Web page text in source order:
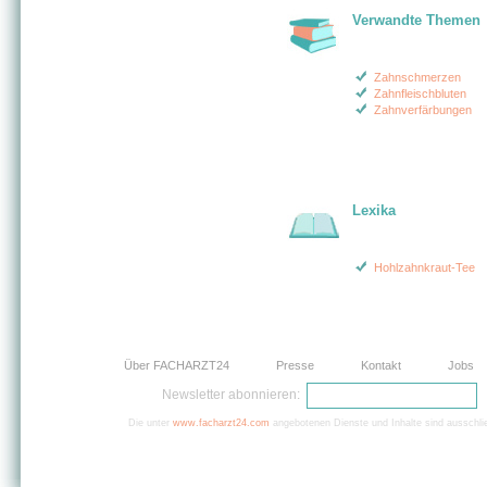
Verwandte Themen
Zahnschmerzen
Zahnfleischbluten
Zahnverfärbungen
Lexika
Hohlzahnkraut-Tee
Über FACHARZT24 Presse Kontakt Jobs
Newsletter abonnieren:
Die unter www.facharzt24.com angebotenen Dienste und Inhalte sind